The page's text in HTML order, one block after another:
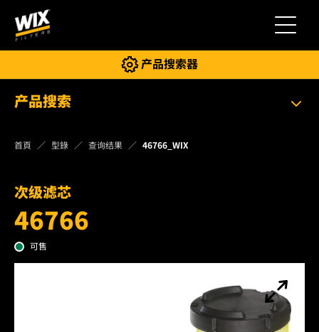
切换导航
产品搜索器
产品搜索
首頁 型錄 查询结果 46766_WIX
次级滤芯
46766
可售